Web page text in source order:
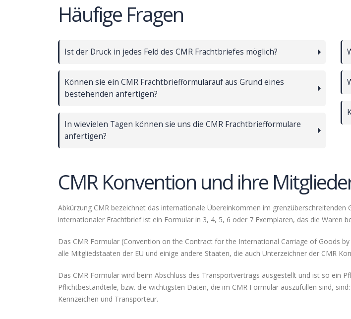
Häufige Fragen
Ist der Druck in jedes Feld des CMR Frachtbriefes möglich?
Können sie ein CMR Frachtbriefformularauf aus Grund eines
bestehenden anfertigen?
In wievielen Tagen können sie uns die CMR Frachtbriefformulare
anfertigen?
CMR Konvention und ihre
Abkürzung CMR bezeichnet das internationale Übereinkommen im
internationaler Frachtbrief ist ein Formular in 3, 4, 5, 6 oder 7 Exemplaren, das die Waren
Das CMR Formular (Convention on the Contract for the International Carriage of Goods
alle Mitgliedstaaten der EU und einige andere Staaten, die auch Unterzeichner der CMR
Das CMR Formular wird beim Abschluss des Transportvertrags ausgestellt und ist so ein
Pflichtbestandteile, bzw. die wichtigsten Daten, die im CMR Formular auszufüllen sind,
Kennzeichen und Transporteur.